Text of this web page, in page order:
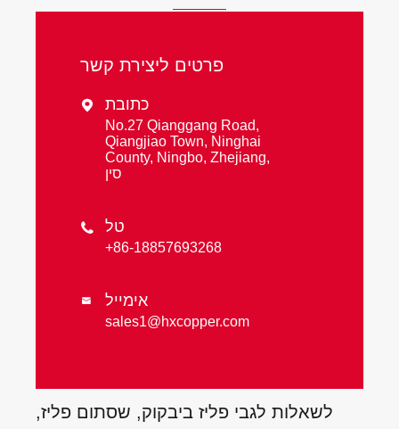
פרטים ליצירת קשר
 כתובת
No.27 Qianggang Road,
Qiangjiao Town, Ninghai
County, Ningbo, Zhejiang,
סין
 טל
+86-18857693268
 אימייל
sales1@hxcopper.com
לשאלות לגבי פליז ביבקוק, שסתום פליז,